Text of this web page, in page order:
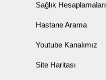
Sağlık Hesaplamaları
Hastane Arama
Youtube Kanalımız
Site Haritası